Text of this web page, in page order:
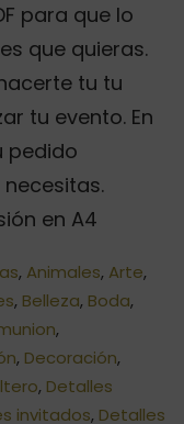
para que lo
que quieras.
tu tu
tu evento. En
pedido
en A4
, Animales, Arte,
, Belleza, Boda,
,
, Decoración,
, Detalles
invitados, Detalles